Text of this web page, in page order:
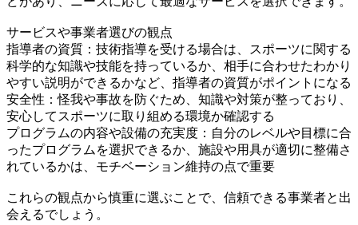
サービスや事業者選びの観点
指導者の資質：技術指導を受ける場合は、スポーツに関する
科学的な知識や技能を持っているか、相手に合わせたわかり
やすい説明ができるかなど、指導者の資質がポイントになる
安全性：怪我や事故を防ぐため、知識や対策が整っており、
安心してスポーツに取り組める環境か確認する
プログラムの内容や設備の充実度：自分のレベルや目標に合
ったプログラムを選択できるか、施設や用具が適切に整備さ
れているかは、モチベーション維持の点で重要
これらの観点から慎重に選ぶことで、信頼できる事業者と出
会えるでしょう。